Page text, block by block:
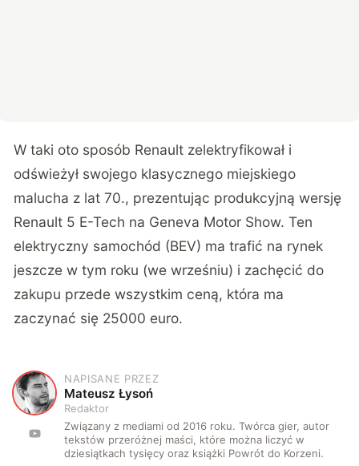
W taki oto sposób Renault zelektryfikował i
odświeżył swojego klasycznego miejskiego
malucha z lat 70., prezentując produkcyjną wersję
Renault 5 E-Tech na Geneva Motor Show. Ten
elektryczny samochód (BEV) ma trafić na rynek
jeszcze w tym roku (we wrześniu) i zachęcić do
zakupu przede wszystkim ceną, która ma
zaczynać się 25000 euro.
M
NAPISANE PRZEZ
Mateusz Łysoń
Redaktor
Związany z mediami od 2016 roku. Twórca gier, autor
tekstów przeróżnej maści, które można liczyć w
dziesiątkach tysięcy oraz książki Powrót do Korzeni.